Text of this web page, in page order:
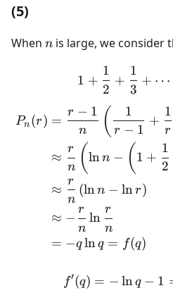
(5)
When n
n is large, we consider
1 +
2
1
+
3
1
+ ⋯
Pn (r) =
n
r − 1 ( r − 1
1
+
r
1
≈
n
r (lnn − ( 1 +
2
1
≈
n
r
(lnn − lnr)
≈ −
n
r
ln
n
r
= −q lnq = f(q)
f′(q) = − lnq − 1